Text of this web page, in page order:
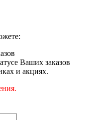
Ваших заказов
и акциях.